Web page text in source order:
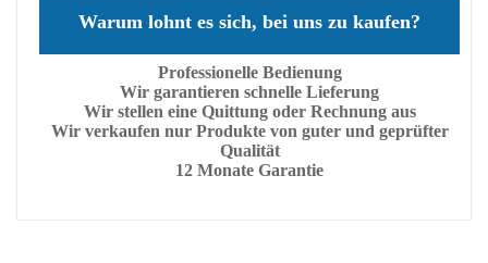
Warum lohnt es sich, bei uns zu kaufen?
Professionelle Bedienung
Wir garantieren schnelle Lieferung
Wir stellen eine Quittung oder Rechnung aus
Wir verkaufen nur Produkte von guter und geprüfter
Qualität
12 Monate Garantie